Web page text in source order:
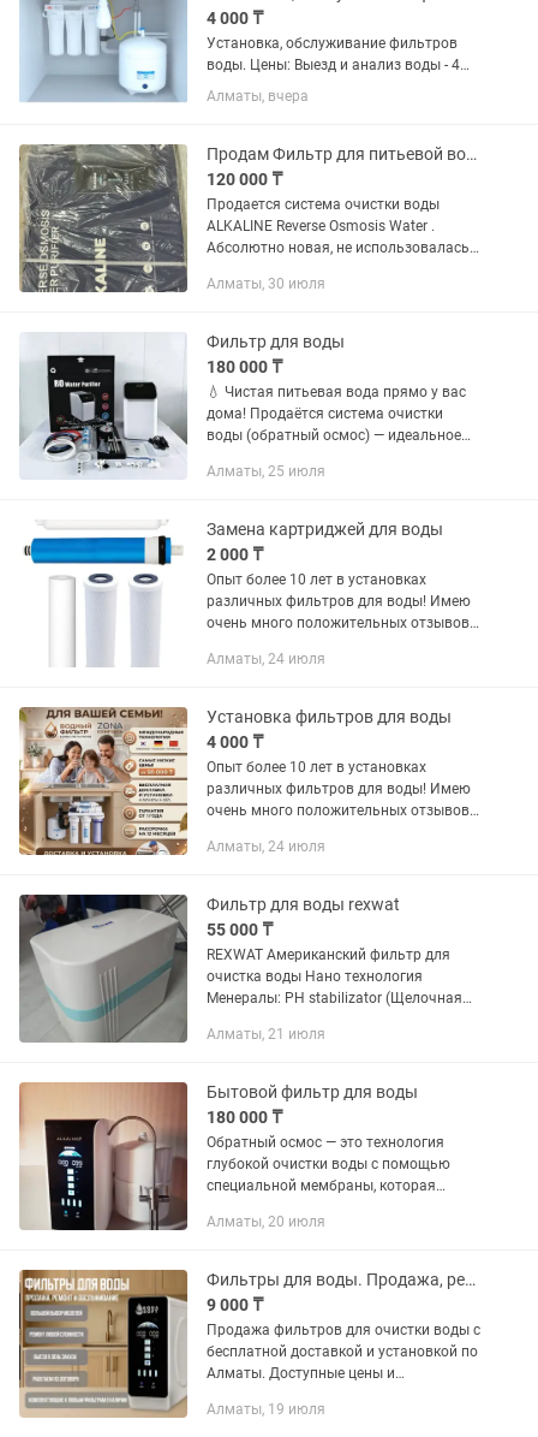
4 000 ₸
Установка, обслуживание фильтров
воды. Цены: Выезд и анализ воды - 4
000 Установка трехступенчатого
фильтра - 8 000 Установка фильтра
картриджей - 2000 за...
Алматы, вчера
Продам Фильтр для питьевой воды
120 000 ₸
Продается система очистки воды
ALKALINE Reverse Osmosis Water .
Абсолютно новая, не использовалась.
система фильтрации. Обратный осмос
Алматы, 30 июля
Фильтр для воды
180 000 ₸
💧 Чистая питьевая вода прямо у вас
дома! Продаётся система очистки
воды (обратный осмос) — идеальное
Фильтр очищает воду от хлора, солей,
Алматы, 25 июля
Замена картриджей для воды
2 000 ₸
Опыт более 10 лет в установках
различных фильтров для воды! Имею
очень много положительных отзывов!
Установка, обслуживание фильтров
Алматы, 24 июля
Установка фильтров для воды
4 000 ₸
Опыт более 10 лет в установках
различных фильтров для воды! Имею
очень много положительных отзывов!
Установка, обслуживание фильтров
Алматы, 24 июля
Фильтр для воды rexwat
55 000 ₸
REXWAT Американский фильтр для
очистка воды Нано технология
Менералы: PH stabilizator (Щелочная
Обратный осмос (мембранный
Алматы, 21 июля
Бытовой фильтр для воды
180 000 ₸
Обратный осмос — это технология
глубокой очистки воды с помощью
специальной мембраны, которая
задерживая соли, бактерии, вирусы и
Алматы, 20 июля
Фильтры для воды. Продажа, ремонт и замена картриджей. Есть рассрочка!
9 000 ₸
Продажа фильтров для очистки воды с
бесплатной доставкой и установкой по
Алматы. Доступные цены и
Поченьу выбирают нас: • Высокое
Алматы, 19 июля